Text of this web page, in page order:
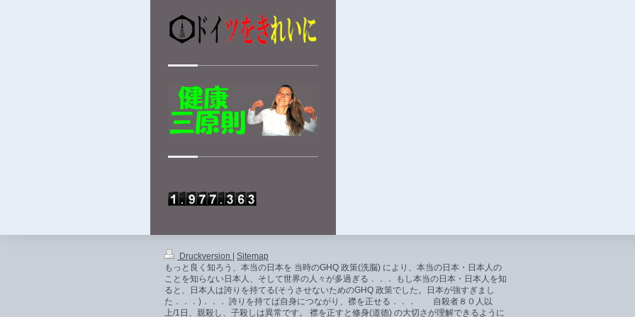
Druckversion
Sitemap
もっと良く知ろう、本当の日本を 当時のGHQ 政策(洗脳) により、本当の日本・日本人の
ことを知らない日本人、そして世界の人々が多過ぎる．．． もし本当の日本・日本人を知
ると、日本人は誇りを持てる(そうさせないためのGHQ 政策でした。日本が強すぎまし
た．．．)．．． 誇りを持てば自身につながり、襟を正せる．．． 自殺者８０人以
上/1日、親殺し、子殺しは異常です。 襟を正すと修身(道徳) の大切さが理解できるように